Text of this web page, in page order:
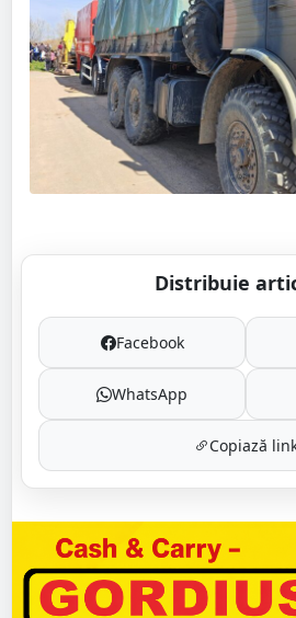
Distribuie
Facebook
WhatsApp
Copiază